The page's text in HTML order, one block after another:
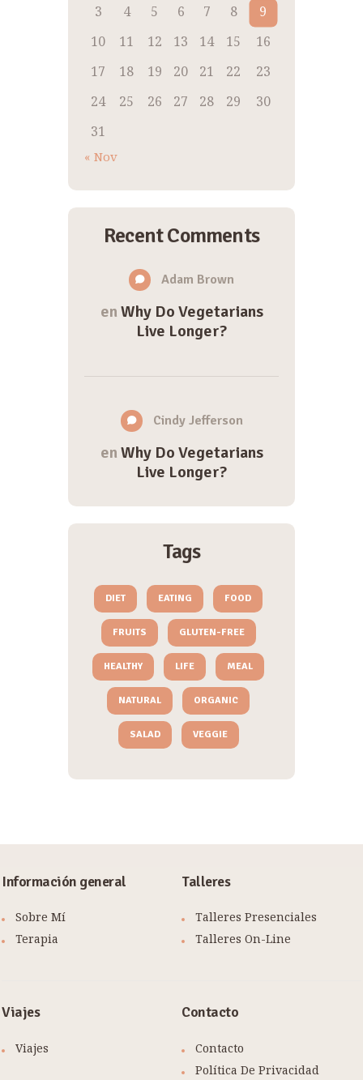
3
4 5 6 7 8
9
10
11 12 13 14 15
16
17
18 19 20 21 22
23
24
25 26 27 28 29
30
31
« Nov
Recent Comments
Adam Brown
en Why Do Vegetarians
Live Longer?
Cindy Jefferson
en Why Do Vegetarians
Live Longer?
Tags
DIET EATING FOOD
FRUITS GLUTEN-FREE
HEALTHY LIFE MEAL
NATURAL ORGANIC
SALAD VEGGIE
Información general
Sobre Mí
Terapia
Talleres
Talleres Presenciales
Talleres On-Line
Viajes
Viajes
Contacto
Contacto
Política De Privacidad